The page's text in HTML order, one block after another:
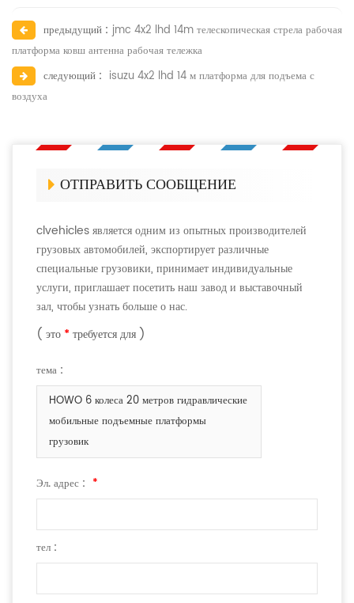
предыдущий : jmc 4x2 lhd 14m телескопическая стрела рабочая
платформа ковш антенна рабочая тележка
следующий : isuzu 4x2 lhd 14 м платформа для подъема с
воздуха
ОТПРАВИТЬ СООБЩЕНИЕ
clvehicles является одним из опытных производителей
грузовых автомобилей, экспортирует различные
специальные грузовики, принимает индивидуальные
услуги, приглашает посетить наш завод и выставочный
зал, чтобы узнать больше о нас.
( это * требуется для )
тема :
HOWO 6 колеса 20 метров гидравлические
мобильные подъемные платформы
грузовик
Эл. адрес : *
тел :